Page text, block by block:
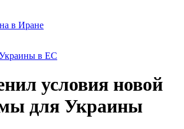
в Иране
в ЕС
условия новой
для Украины